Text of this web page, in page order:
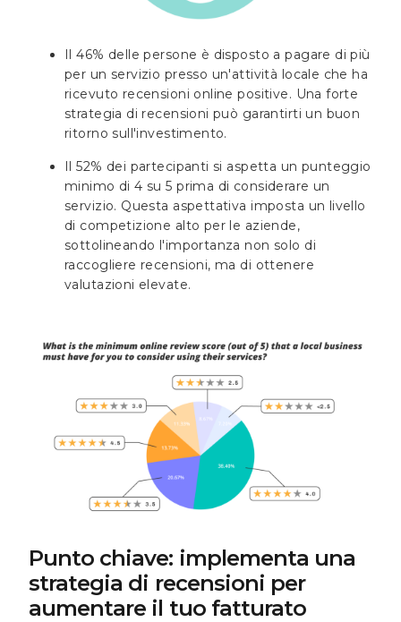
Il 46% delle persone è disposto a pagare di più
per un servizio presso un'attività locale che ha
ricevuto recensioni online positive. Una forte
strategia di recensioni può garantirti un buon
ritorno sull'investimento.
Il 52% dei partecipanti si aspetta un punteggio
minimo di 4 su 5 prima di considerare un
servizio. Questa aspettativa imposta un livello
di competizione alto per le aziende,
sottolineando l'importanza non solo di
raccogliere recensioni, ma di ottenere
valutazioni elevate.
Punto chiave: implementa una
strategia di recensioni per
aumentare il tuo fatturato